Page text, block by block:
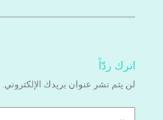
اترك ردّاً
لن يتم نشر عنوان بريدك الإلكتروني.